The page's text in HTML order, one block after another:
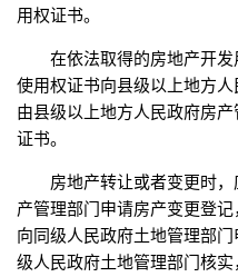
用权证书。
在依法取得的房地产开
使用权证书向县级以上地方人
由县级以上地方人民政府房
证书。
房地产转让或者变更时
产管理部门申请房产变更登
向同级人民政府土地管理部
级人民政府土地管理部门核